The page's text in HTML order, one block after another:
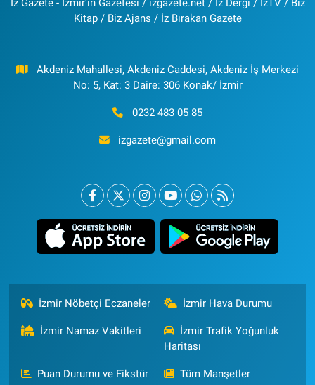
İz Gazete - İzmir'in Gazetesi / izgazete.net / İz Dergi / İzTV / Biz
Kitap / Biz Ajans / İz Bırakan Gazete
Akdeniz Mahallesi, Akdeniz Caddesi, Akdeniz İş Merkezi
No: 5, Kat: 3 Daire: 306 Konak/ İzmir
0232 483 05 85
izgazete@gmail.com
İzmir Nöbetçi Eczaneler İzmir Hava Durumu
İzmir Namaz Vakitleri
İzmir Trafik Yoğunluk
Haritası
Puan Durumu ve Fikstür Tüm Manşetler